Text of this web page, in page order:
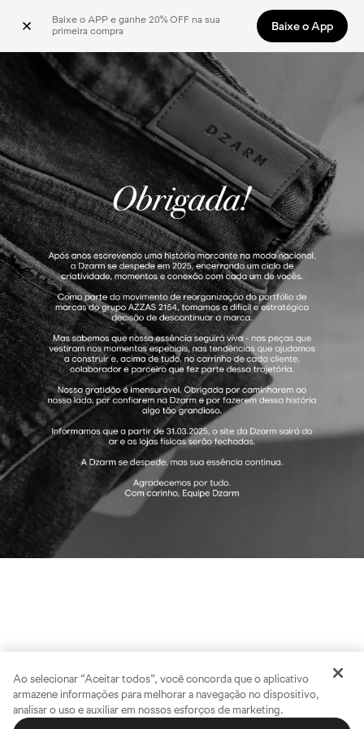
Baixe o APP e ganhe 20% OFF na sua
primeira compra
Baixe o App
Ao selecionar “Aceitar todos”, você concorda que o aplicativo
armazene informações para melhorar a navegação no dispositivo,
analisar o uso e auxiliar em nossos esforços de marketing.